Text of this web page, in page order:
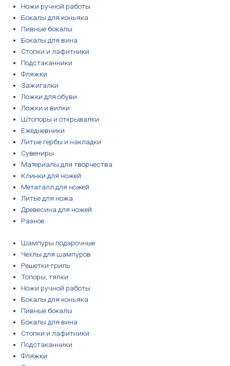
Ножи ручной работы
Бокалы для коньяка
Пивные бокалы
Бокалы для вина
Стопки и лафитники
Подстаканники
Фляжки
Зажигалки
Ложки для обуви
Ложки и вилки
Штопоры и открывалки
Ежедневники
Литые гербы и накладки
Сувениры
Материалы для творчества
Клинки для ножей
Метаталл для ножей
Литье для ножа
Древесина для ножей
Разное
Шампуры подарочные
Чехлы для шампуров
Решетки-гриль
Топоры, тяпки
Ножи ручной работы
Бокалы для коньяка
Пивные бокалы
Бокалы для вина
Стопки и лафитники
Подстаканники
Фляжки